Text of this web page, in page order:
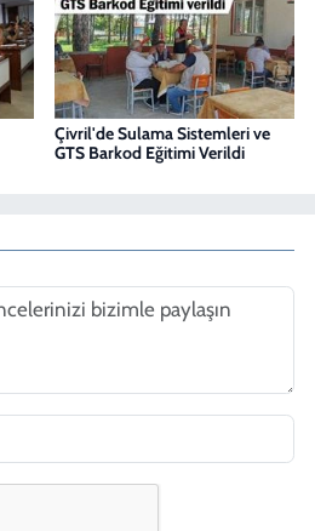
Çivril'de Sulama Sistemleri ve
GTS Barkod Eğitimi Verildi